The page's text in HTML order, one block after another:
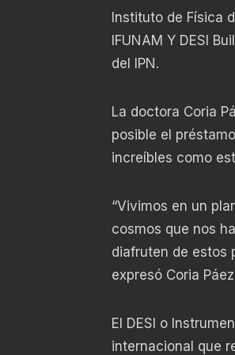
Instituto de Física
IFUNAM Y DESI
del IPN.
La doctora Coria
posible el
increíbles como
“Vivimos en un
cosmos que nos
diafruten de estos
expresó Coria
El DESI o
internacional que